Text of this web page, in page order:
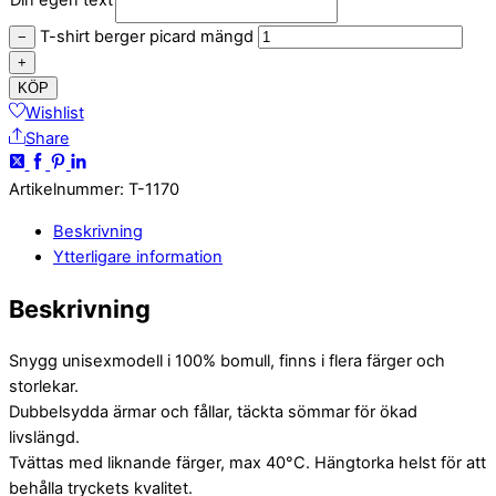
− T-shirt berger picard mängd
+
KÖP
Wishlist
Share
Artikelnummer: T-1170
Beskrivning
Ytterligare information
Beskrivning
Snygg unisexmodell i 100% bomull, finns i flera färger och
storlekar.
Dubbelsydda ärmar och fållar, täckta sömmar för ökad
livslängd.
Tvättas med liknande färger, max 40°C. Hängtorka helst för att
behålla tryckets kvalitet.